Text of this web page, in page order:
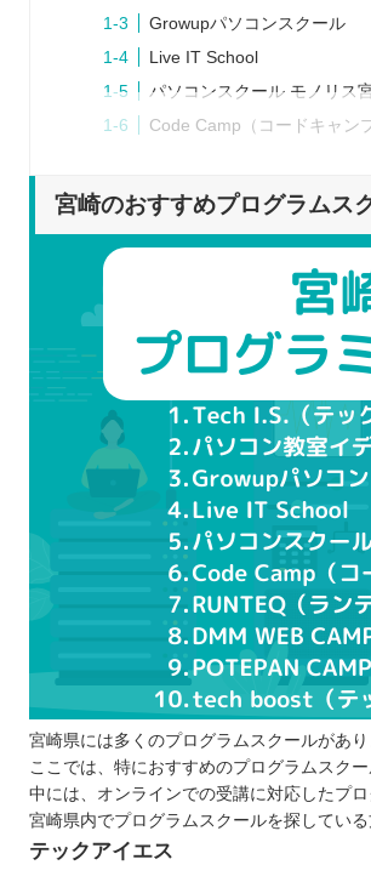
Growupパソコンスクール
Live IT School
パソコンスクール モノリス
Code Camp（コードキャン
DMM WEB CAMP
プログラムスクールを選ぶポイント
学習のゴールをどこに見据え
学びたいプログラム言語を
受講形式はオンラインと通
卒業後のキャリアサポート
料金は自分に合っているか
プログラムスクールで学習するメリ
カリキュラムに沿って効率
わからないところも講師に
ポートフォリオも制作でき
実際の現場で役立つスキル
プログラムスクールで学ぶ際の注意点
宮崎のおすすめプログラムス
宮崎県には多くのプログラムスクールがあり
ここでは、特におすすめのプログラムスク
中には、オンラインでの受講に対応したプロ
宮崎県内でプログラムスクールを探してい
テックアイエス